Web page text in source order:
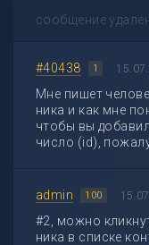
сообщение
#40438 1
Мне пишет
ника и как мне
чтобы вы
число (id),
admin 100
#2, можно
ника в списке